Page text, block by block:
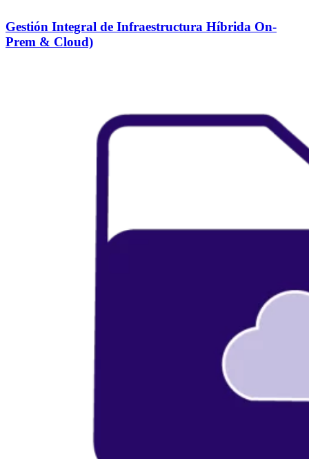
Gestión Integral de Infraestructura Híbrida On-
Prem & Cloud)